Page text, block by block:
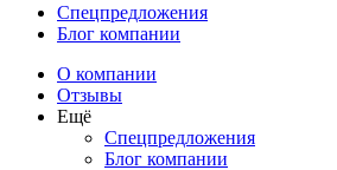
Спецпредложения
Блог компании
О компании
Отзывы
Ещё
Спецпредложения
Блог компании